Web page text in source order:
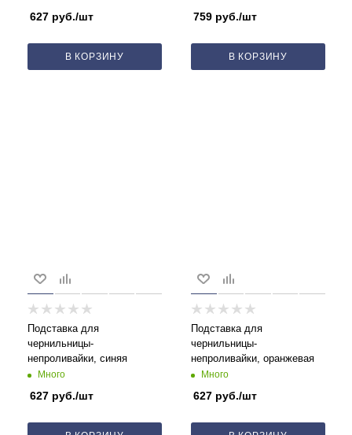
627 руб./шт
В КОРЗИНУ
759 руб./шт
В КОРЗИНУ
Подставка для
чернильницы-
непроливайки, синяя
Много
627 руб./шт
Подставка для
чернильницы-
непроливайки, оранжевая
Много
627 руб./шт